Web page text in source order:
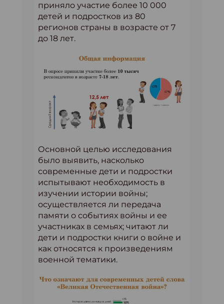
приняло участие более 10 000
детей и подростков из 80
регионов страны в возрасте от 7
до 18 лет.
Основной целью исследования
было выявить, насколько
современные дети и подростки
испытывают необходимость в
изучении истории войны;
осуществляется ли передача
памяти о событиях войны и ее
участниках в семьях; читают ли
дети и подростки книги о войне и
как относятся к произведениям
военной тематики.